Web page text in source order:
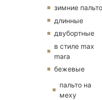
зимние пальто
длинные
двубортные
в стиле max
mara
бежевые
пальто на
меху